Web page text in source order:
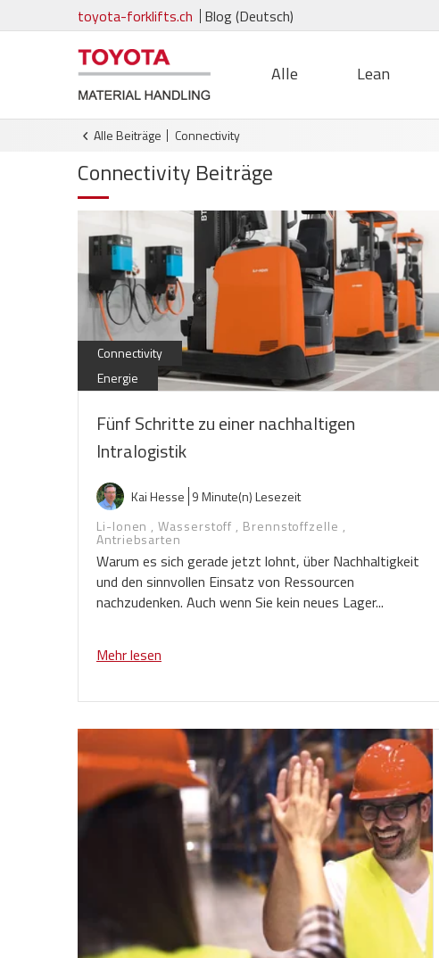
toyota-forklifts.ch Blog (Deutsch)
Alle Lean
Alle Beiträge connectivity
Connectivity Beiträge
Connectivity
Energie
Fünf Schritte zu einer nachhaltigen
Intralogistik
Kai Hesse 9 Minute(n) Lesezeit
Li-Ionen ,Wasserstoff , Brennstoffzelle ,
Antriebsarten
Warum es sich gerade jetzt lohnt, über Nachhaltigkeit
und den sinnvollen Einsatz von Ressourcen
nachzudenken. Auch wenn Sie kein neues Lager...
Mehr lesen